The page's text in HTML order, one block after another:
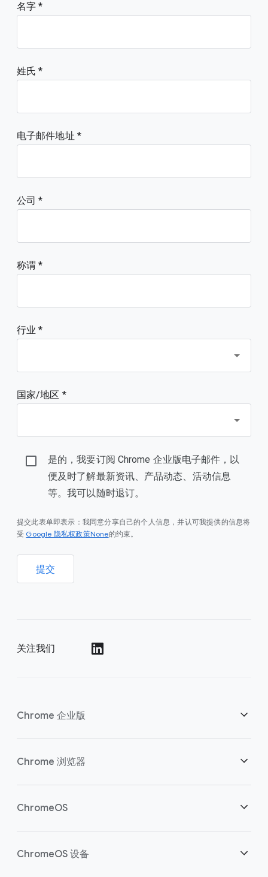
名字
姓氏
电子邮件地址
公司
称谓
行业 *
国家/地区 *
是的，我要订阅 Chrome 企业版电子邮件，以
便及时了解最新资讯、产品动态、活动信息
等。我可以随时退订。
提交此表单即表示：我同意分享自己的个人信息，并认可我提供的信息将
受 Google 隐私权政策None的约束。
提交
关注我们
Chrome 企业版
安全性
Chrome 浏览器
概述
ChromeOS
概述
ChromeOS 设备